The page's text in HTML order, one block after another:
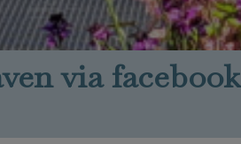
via facebook